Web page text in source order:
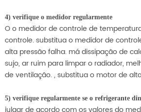
4) verifique o medidor regularmente
O o medidor de controle de
controle. substitua o medidor de
alta pressão falha. má dissipação de
sujo, ar ruim para limpar o radiador,
de ventilação. , substitua o motor de
5) verifique regularmente se o refrigerante
julgar de acordo com os valores do